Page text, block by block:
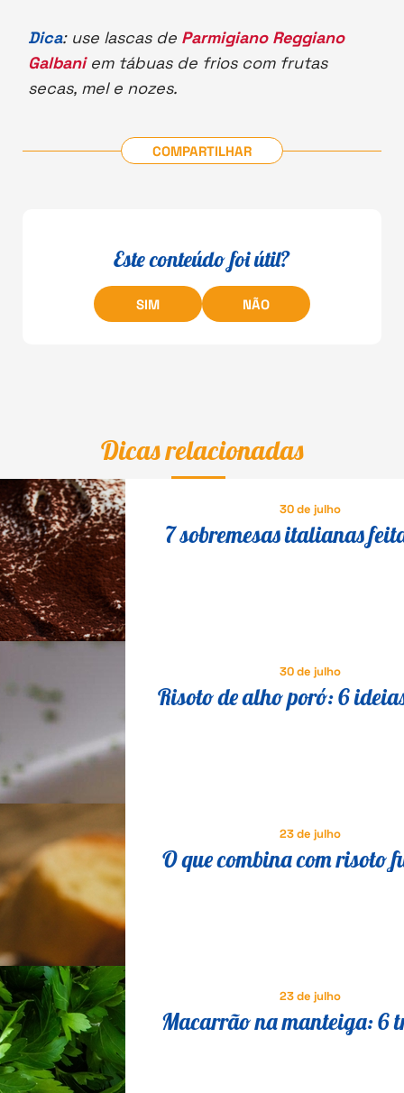
Dica: use lascas de Parmigiano Reggiano
Galbaniem tábuas de frios com frutas
secas, mel e nozes.
COMPARTILHAR
Este conteúdo foi útil?
SIM NÃO
Dicas relacionadas
30 de julho
7 sobremesas italianas
30 de julho
Risoto de alho poró: 6
23 de julho
O que combina com risoto
23 de julho
Macarrão na manteiga: 6